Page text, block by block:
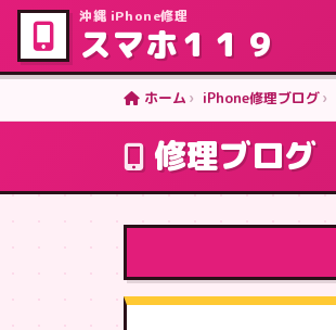
沖縄 iPhone修理
スマホ１１９
ホーム iPhone修理ブログ
修理ブログ